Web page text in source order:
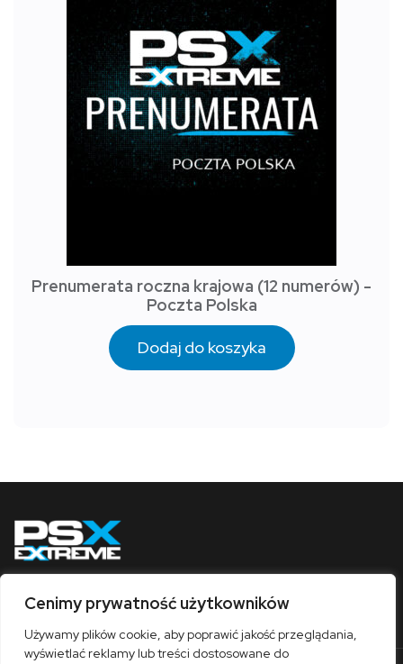
Cenimy prywatność użytkowników
Używamy plików cookie, aby poprawić jakość przeglądania,
wyświetlać reklamy lub treści dostosowane do
Prenumerata roczna krajowa (12 numerów) -
Poczta Polska
Dodaj do koszyka
Obserwuj nas